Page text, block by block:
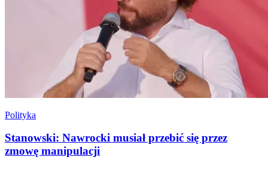
Polityka
Stanowski: Nawrocki musiał przebić się przez
zmowę manipulacji